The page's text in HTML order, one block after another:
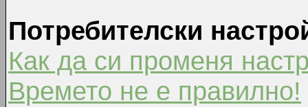
Потребителски
Как да си променя
Времето не е правилно!